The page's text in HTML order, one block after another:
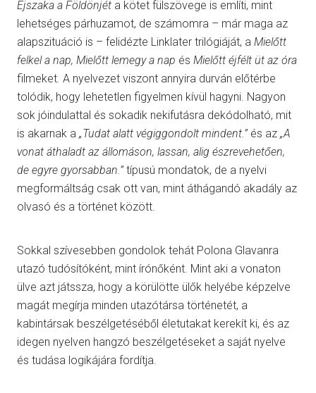
Éjszaka a Földönjét a kötet fülszövege is említi, mint
lehetséges párhuzamot, de számomra – már maga az
alapszituáció is – felidézte Linklater trilógiáját, a Mielőtt
felkel a nap, Mielőtt lemegy a nap és Mielőtt éjfélt üt az óra
filmeket A nyelvezet viszont annyira durván előtérbe
tolódik, hogy lehetetlen figyelmen kívül hagyni. Nagyon
sok jóindulattal és sokadik nekifutásra dekódolható, mit
is akarnak a „Tudat alatt végiggondolt mindent.”és az „A
vonat áthaladt az állomáson, lassan, alig észrevehetően,
de egyre gyorsabban.”típusú mondatok, de a nyelvi
megformáltság csak ott van, mint áthágandó akadály az
olvasó és a történet között.
Sokkal szívesebben gondolok tehát Polona Glavanra
utazó tudósítóként, mint írónőként. Mint aki a vonaton
ülve azt játssza, hogy a körülötte ülők helyébe képzelve
magát megírja minden utazótársa történetét, a
kabintársak beszélgetéséből életutakat kerekít ki, és az
idegen nyelven hangzó beszélgetéseket a saját nyelve
és tudása logikájára fordítja.